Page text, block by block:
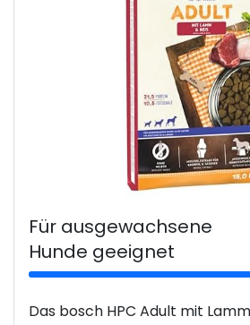
Für ausgewachsene
Hunde geeignet
Das bosch HPC Adult mit